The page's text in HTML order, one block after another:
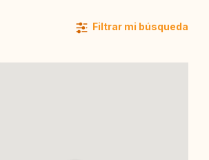
Filtrar mi búsqueda